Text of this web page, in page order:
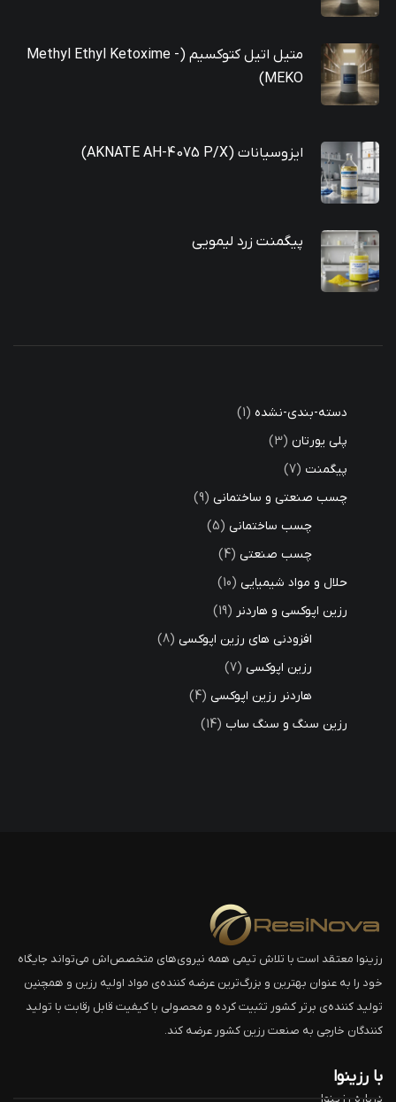
متیل اتیل کتوکسیم (Methyl Ethyl Ketoxime -
MEKO)
ایزوسیانات (AKNATE AH-4075 P/X)
پیگمنت زرد لیمویی
دسته-بندی-نشده
1
پلی یورتان 3
پیگمنت 7
چسب صنعتی و ساختمانی 9
چسب ساختمانی 5
چسب صنعتی 4
حلال و مواد شیمیایی 10
رزین اپوکسی و هاردنر
19
افزودنی های رزین اپوکسی 8
رزین اپوکسی 7
هاردنر رزین اپوکسی 4
رزین سنگ و سنگ ساب 14
رزینوا معتقد است با تلاش تیمی همه نیروی‌های متخصص‌اش می‌تواند جایگاه
خود را به عنوان بهترین و بزرگ‌ترین عرضه کننده‌ی مواد اولیه رزین و همچنین
تولید کننده‌ی برتر کشور تثبیت کرده و محصولی با کیفیت قابل رقابت با تولید
کنندگان خارجی به صنعت رزین کشور عرضه کند.
با رزینوا
درباره رزینوا